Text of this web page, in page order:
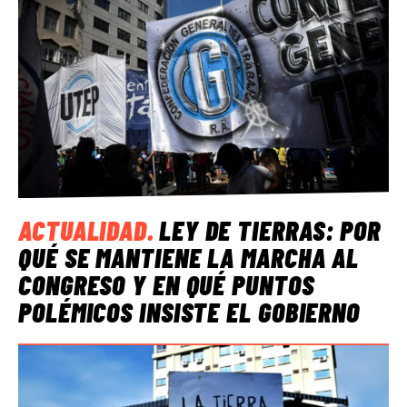
ACTUALIDAD.LEY DE TIERRAS: POR
QUÉ SE MANTIENE LA MARCHA AL
CONGRESO Y EN QUÉ PUNTOS
POLÉMICOS INSISTE EL GOBIERNO